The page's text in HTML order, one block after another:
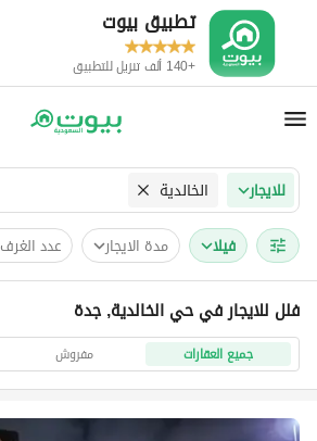
تطبيق بيوت
+140 ألف تنزيل للتطبيق
للايجار الخالدية
فیلا مدة الايجار عدد الغرف
فلل للايجار في حي الخالدية, جدة
جميع العقارات مفروش